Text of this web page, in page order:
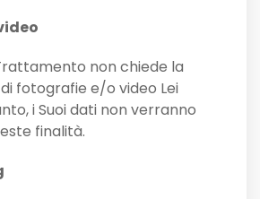
non chiede la
fotografie e/o video Lei
i Suoi dati non verranno
finalità.